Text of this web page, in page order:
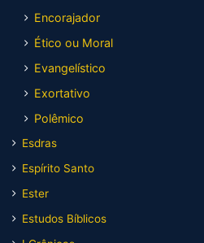
Encorajador
Ético ou Moral
Evangelístico
Exortativo
Polêmico
Esdras
Espírito Santo
Ester
Estudos Bíblicos